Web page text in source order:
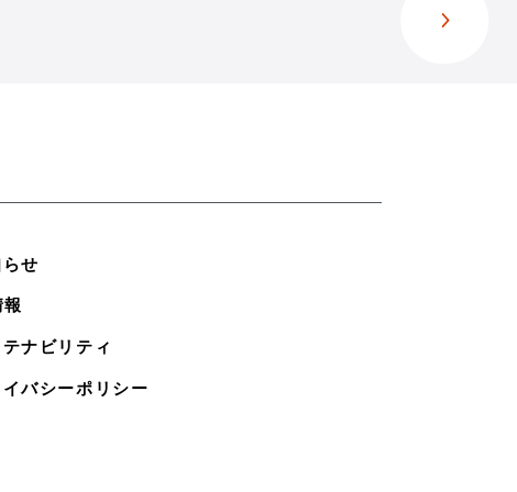
せ
ナビリティ
バシーポリシー